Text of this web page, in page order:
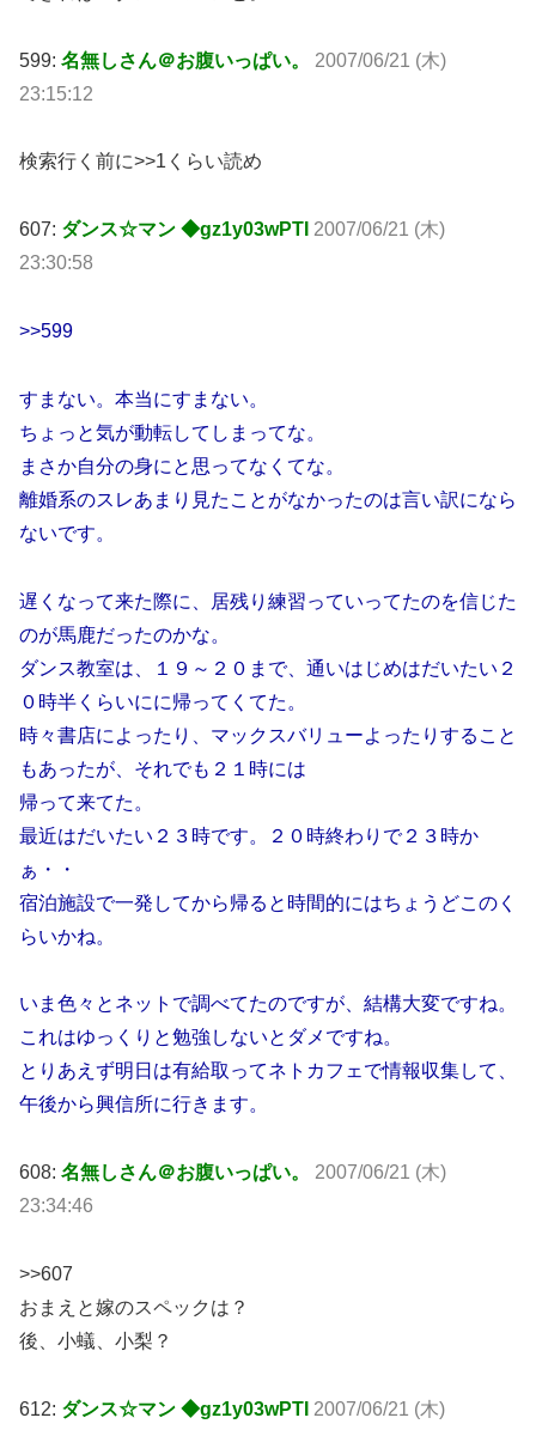
599: 名無しさん＠お腹いっぱい。 2007/06/21 (木)
23:15:12
検索行く前に>>1くらい読め
607: ダンス☆マン ◆gz1y03wPTI 2007/06/21 (木)
23:30:58
>>599
すまない。本当にすまない。
ちょっと気が動転してしまってな。
まさか自分の身にと思ってなくてな。
離婚系のスレあまり見たことがなかったのは言い訳になら
ないです。
遅くなって来た際に、居残り練習っていってたのを信じた
のが馬鹿だったのかな。
ダンス教室は、１９～２０まで、通いはじめはだいたい２
０時半くらいにに帰ってくてた。
時々書店によったり、マックスバリューよったりすること
もあったが、それでも２１時には
帰って来てた。
最近はだいたい２３時です。２０時終わりで２３時か
ぁ・・
宿泊施設で一発してから帰ると時間的にはちょうどこのく
らいかね。
いま色々とネットで調べてたのですが、結構大変ですね。
これはゆっくりと勉強しないとダメですね。
とりあえず明日は有給取ってネトカフェで情報収集して、
午後から興信所に行きます。
608: 名無しさん＠お腹いっぱい。 2007/06/21 (木)
23:34:46
>>607
おまえと嫁のスペックは？
後、小蟻、小梨？
612: ダンス☆マン ◆gz1y03wPTI 2007/06/21 (木)